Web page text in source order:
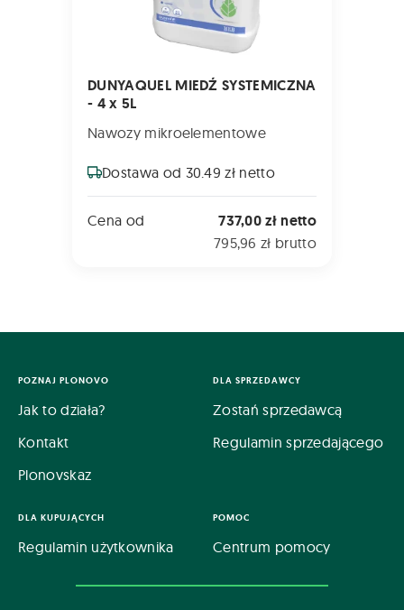
DUNYAQUEL MIEDŹ SYSTEMICZNA
- 4 x 5L
Nawozy mikroelementowe
Dostawa od 30.49 zł netto
Cena od 737,00 zł netto
795,96 zł brutto
POZNAJ PLONOVO
Jak to działa?
Kontakt
Plonovskaz
DLA SPRZEDAWCY
Zostań sprzedawcą
Regulamin sprzedającego
DLA KUPUJĄCYCH
Regulamin użytkownika
POMOC
Centrum pomocy